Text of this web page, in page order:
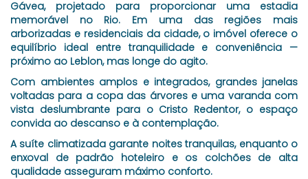
Gávea, projetado para proporcionar uma estadia
memorável no Rio. Em uma das regiões mais
arborizadas e residenciais da cidade, o imóvel oferece o
equilíbrio ideal entre tranquilidade e conveniência —
próximo ao Leblon, mas longe do agito.
Com ambientes amplos e integrados, grandes janelas
voltadas para a copa das árvores e uma varanda com
vista deslumbrante para o Cristo Redentor, o espaço
convida ao descanso e à contemplação.
A suíte climatizada garante noites tranquilas, enquanto o
enxoval de padrão hoteleiro e os colchões de alta
qualidade asseguram máximo conforto.